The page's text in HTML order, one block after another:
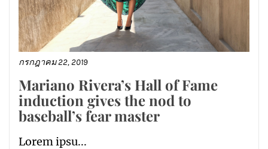
กรกฎาคม 22, 2019
Mariano Rivera’s Hall of Fame
induction gives the nod to
baseball’s fear master
Lorem ipsu...